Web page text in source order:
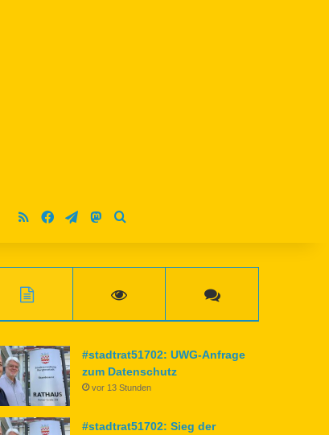
RSS FacebookTelegramMastodon
#stadtrat51702: UWG-Anfrage
zum Datenschutz
vor 13 Stunden
#stadtrat51702: Sieg der